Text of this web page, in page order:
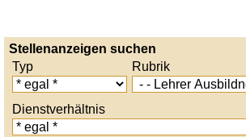
Stellenanzeigen suchen
Typ
Rubrik
Dienstverhältnis